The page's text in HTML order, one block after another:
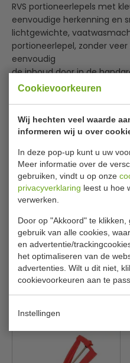
Cookievoorkeuren
Wij hechten veel waarde
informeren wij u over
In deze pop-up kunt u uw
Meer informatie over de
gebruiken, vindt u op onze
privacyverklaring leest u hoe
verwerken.
Door op "Akkoord" te
gebruik van alle cookies,
en advertentie/
het optimaliseren van de
advertenties. Wilt u dit niet,
cookievoorkeuren aan te
Instellingen
RVS portioneerlepels met
eenvoudige herkenning en
lichtgewichte,
portioneerlepel, zonder
eenvoudig
de inhoud door in de
Zonder veer
20 porties per liter
Lees
Specificaties
Model
J
Ø Diameter
Inhoud
Porties
Kleur
Gewicht